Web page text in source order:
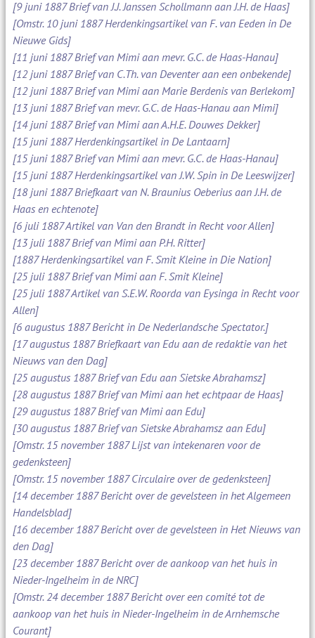
[9 juni 1887 Brief van J.J. Janssen Schollmann aan J.H. de Haas]
[Omstr. 10 juni 1887 Herdenkingsartikel van F. van Eeden in De
Nieuwe Gids]
[11 juni 1887 Brief van Mimi aan mevr. G.C. de Haas-Hanau]
[12 juni 1887 Brief van C.Th. van Deventer aan een onbekende]
[12 juni 1887 Brief van Mimi aan Marie Berdenis van Berlekom]
[13 juni 1887 Brief van mevr. G.C. de Haas-Hanau aan Mimi]
[14 juni 1887 Brief van Mimi aan A.H.E. Douwes Dekker]
[15 juni 1887 Herdenkingsartikel in De Lantaarn]
[15 juni 1887 Brief van Mimi aan mevr. G.C. de Haas-Hanau]
[15 juni 1887 Herdenkingsartikel van J.W. Spin in De Leeswijzer]
[18 juni 1887 Briefkaart van N. Braunius Oeberius aan J.H. de
Haas en echtenote]
[6 juli 1887 Artikel van Van den Brandt in Recht voor Allen]
[13 juli 1887 Brief van Mimi aan P.H. Ritter]
[1887 Herdenkingsartikel van F. Smit Kleine in Die Nation]
[25 juli 1887 Brief van Mimi aan F. Smit Kleine]
[25 juli 1887 Artikel van S.E.W. Roorda van Eysinga in Recht voor
Allen]
[6 augustus 1887 Bericht in De Nederlandsche Spectator.]
[17 augustus 1887 Briefkaart van Edu aan de redaktie van het
Nieuws van den Dag]
[25 augustus 1887 Brief van Edu aan Sietske Abrahamsz]
[28 augustus 1887 Brief van Mimi aan het echtpaar de Haas]
[29 augustus 1887 Brief van Mimi aan Edu]
[30 augustus 1887 Brief van Sietske Abrahamsz aan Edu]
[Omstr. 15 november 1887 Lijst van intekenaren voor de
gedenksteen]
[Omstr. 15 november 1887 Circulaire over de gedenksteen]
[14 december 1887 Bericht over de gevelsteen in het Algemeen
Handelsblad]
[16 december 1887 Bericht over de gevelsteen in Het Nieuws van
den Dag]
[23 december 1887 Bericht over de aankoop van het huis in
Nieder-Ingelheim in de NRC]
[Omstr. 24 december 1887 Bericht over een comité tot de
aankoop van het huis in Nieder-Ingelheim in de Arnhemsche
Courant]